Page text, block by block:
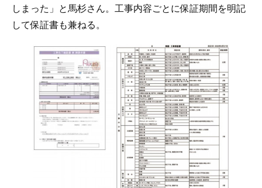
しまった」と馬杉さん。工事内容ごとに保証期間を明記
して保証書も兼ねる。